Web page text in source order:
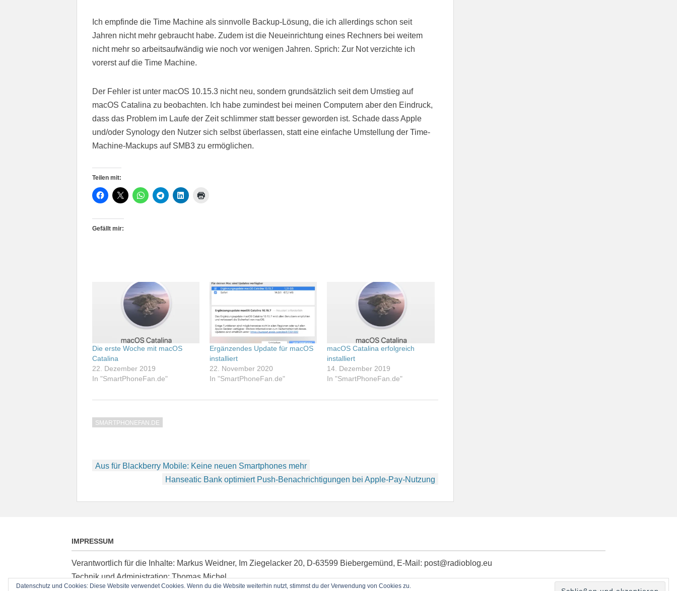
Ich empfinde die Time Machine als sinnvolle Backup-Lösung, die ich allerdings schon seit
Jahren nicht mehr gebraucht habe. Zudem ist die Neueinrichtung eines Rechners bei weitem
nicht mehr so arbeitsaufwändig wie noch vor wenigen Jahren. Sprich: Zur Not verzichte ich
vorerst auf die Time Machine.
Der Fehler ist unter macOS 10.15.3 nicht neu, sondern grundsätzlich seit dem Umstieg auf
macOS Catalina zu beobachten. Ich habe zumindest bei meinen Computern aber den Eindruck,
dass das Problem im Laufe der Zeit schlimmer statt besser geworden ist. Schade dass Apple
und/oder Synology den Nutzer sich selbst überlassen, statt eine einfache Umstellung der Time-
Machine-Mackups auf SMB3 zu ermöglichen.
Teilen mit:
Gefällt mir:
Die erste Woche mit macOS
Catalina
22. Dezember 2019
In "SmartPhoneFan.de"
Ergänzendes Update für macOS
installiert
22. November 2020
In "SmartPhoneFan.de"
macOS Catalina erfolgreich
installiert
14. Dezember 2019
In "SmartPhoneFan.de"
SMARTPHONEFAN.DE
Beitragsnavigation
Aus für Blackberry Mobile: Keine neuen Smartphones mehr
Hanseatic Bank optimiert Push-Benachrichtigungen bei Apple-Pay-Nutzung
IMPRESSUM
Verantwortlich für die Inhalte: Markus Weidner, Im Ziegelacker 20, D-63599 Biebergemünd, E-Mail: post@radioblog.eu
Technik und Administration: Thomas Michel
Datenschutz und Cookies: Diese Website verwendet Cookies. Wenn du die Website weiterhin nutzt, stimmst du der Verwendung von Cookies zu.